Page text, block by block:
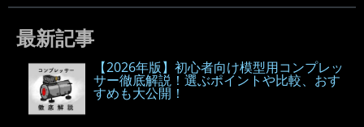
最新記事
【2026年版】初心者向け模型用コンプレッ
サー徹底解説！選ぶポイントや比較、おす
すめも大公開！